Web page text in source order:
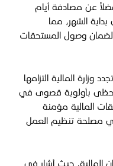
فضلاً عن مصادفة أيام
الشهر، مما
لضمان وصول المستحقات
وزارة المالية التزامها
تحظى بأولوية قصوى في
المالية مؤمنة
مصلحة تنظيم العمل
المالية، حيث أشار في